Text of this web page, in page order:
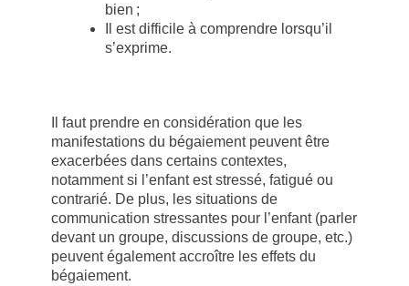
bien ;
Il est difficile à comprendre lorsqu’il
s’exprime.
Il faut prendre en considération que les
manifestations du bégaiement peuvent être
exacerbées dans certains contextes,
notamment si l’enfant est stressé, fatigué ou
contrarié. De plus, les situations de
communication stressantes pour l’enfant (parler
devant un groupe, discussions de groupe, etc.)
peuvent également accroître les effets du
bégaiement.